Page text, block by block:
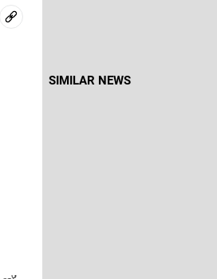
SIMILAR NEWS